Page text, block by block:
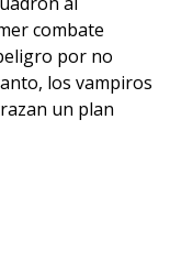
combate
por no
los vampiros
un plan